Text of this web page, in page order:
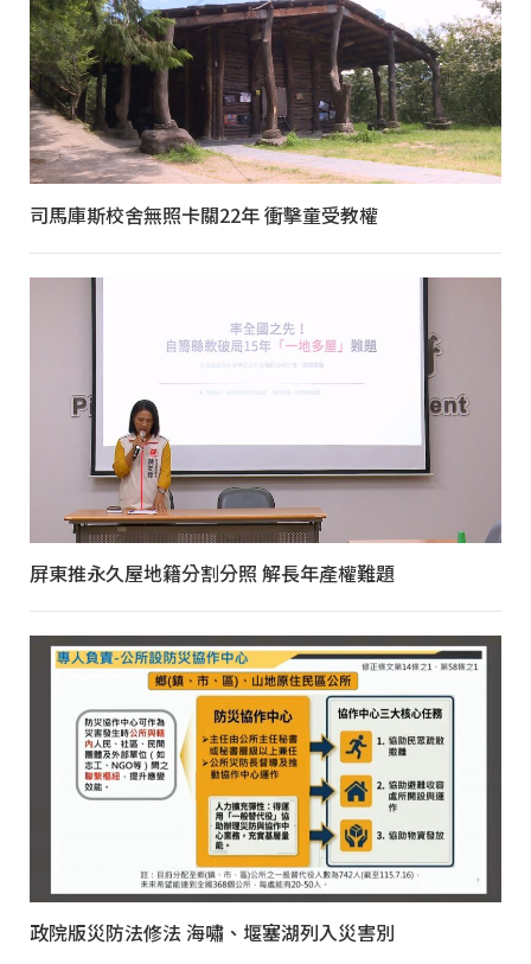
司馬庫斯校舍無照卡關22年 衝擊童受教權
屏東推永久屋地籍分割分照 解長年產權難題
政院版災防法修法 海嘯、堰塞湖列入災害別